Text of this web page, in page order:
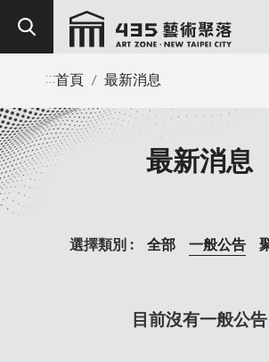
:::首頁 / 最新消息
最新消息
選擇類別 : 全部 一般公告
目前沒有一般公告